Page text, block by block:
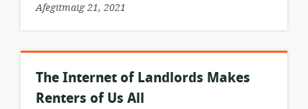
Afegitmaig 21, 2021
The Internet of Landlords Makes
Renters of Us All